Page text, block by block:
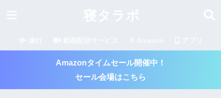
Amazonタイムセール開催中！
セール会場はこちら